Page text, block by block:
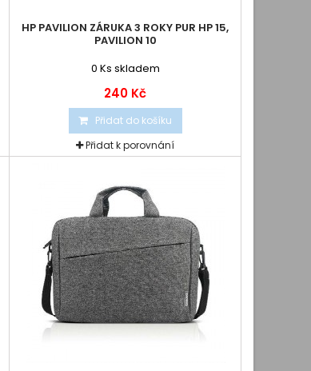
HP PAVILION ZÁRUKA 3 ROKY PUR HP 15,
PAVILION 10
0 Ks skladem
240 Kč
Přidat do košíku
Přidat k porovnání